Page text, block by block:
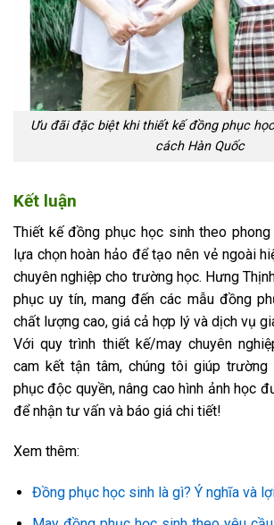
Ưu đãi đặc biệt khi thiết kế đồng phục
cách Hàn Quốc
Kết luận
Thiết kế đồng phục học sinh theo phong
lựa chọn hoàn hảo để tạo nên vẻ ngoài
chuyên nghiệp cho trường học. Hưng
phục uy tín, mang đến các mẫu đồng
chất lượng cao, giá cả hợp lý và dịch vụ
Với quy trình thiết kế/may chuyên
cam kết tận tâm, chúng tôi giúp
phục độc quyền, nâng cao hình ảnh học
để nhận tư vấn và báo giá chi tiết!
Xem thêm:
Đồng phục học sinh là gì? Ý nghĩa và